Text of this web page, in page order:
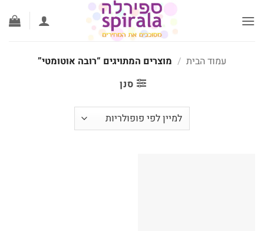
לתוכן
עמוד הבית / מוצרים המתויגים “רובה אוטומטי”
סנן